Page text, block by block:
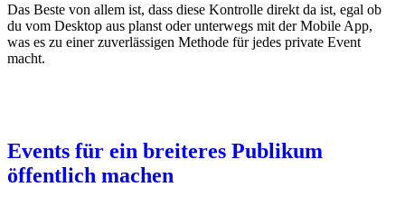
Das Beste von allem ist, dass diese Kontrolle direkt da ist, egal ob
du vom Desktop aus planst oder unterwegs mit der Mobile App,
was es zu einer zuverlässigen Methode für jedes private Event
macht.
Events für ein breiteres Publikum
öffentlich machen